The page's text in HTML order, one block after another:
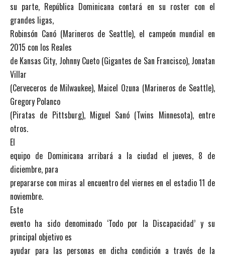
su parte, República Dominicana contará en su roster con el
grandes ligas,
Robinsón Canó (Marineros de Seattle), el campeón mundial en
2015 con los Reales
de Kansas City, Johnny Cueto (Gigantes de San Francisco), Jonatan
Villar
(Cerveceros de Milwaukee), Maicel Ozuna (Marineros de Seattle),
Gregory Polanco
(Piratas de Pittsburg), Miguel Sanó (Twins Minnesota), entre
otros.
El
equipo de Dominicana arribará a la ciudad el jueves, 8 de
diciembre, para
prepararse con miras al encuentro del viernes en el estadio 11 de
noviembre.
Este
evento ha sido denominado ‘Todo por la Discapacidad’ y su
principal objetivo es
ayudar para las personas en dicha condición a través de la